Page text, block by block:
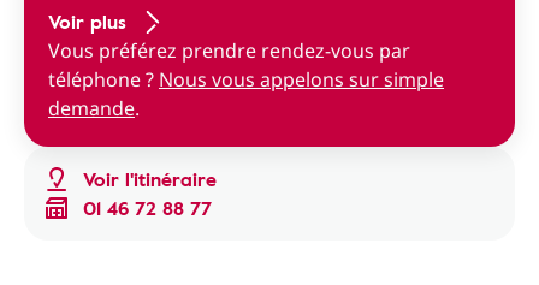
Voir l'itinéraire
01 46 72 88 77
Voir plus
Vous préférez prendre rendez-vous par
téléphone ? Nous vous appelons sur simple
demande.